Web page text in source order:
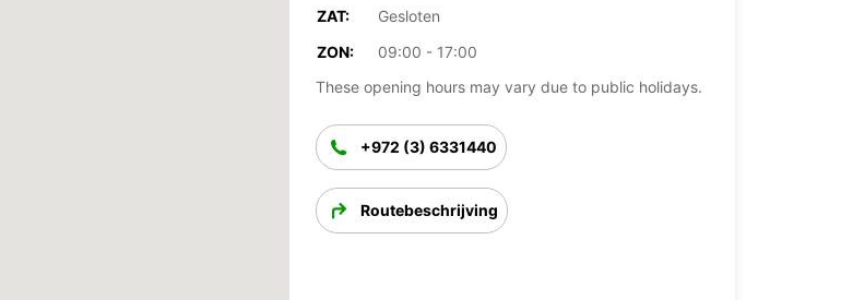
ZAT:
Gesloten
ZON:
09:00 - 17:00
These opening hours may vary due to public holidays.
+972 (3) 6331440
Routebeschrijving